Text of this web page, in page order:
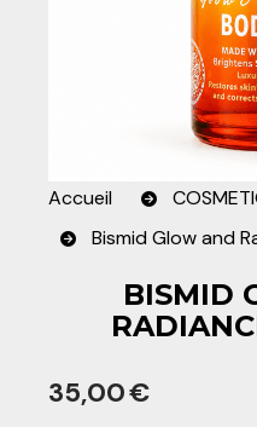
Accueil
Bismid Glow and
BISMID
35,00€